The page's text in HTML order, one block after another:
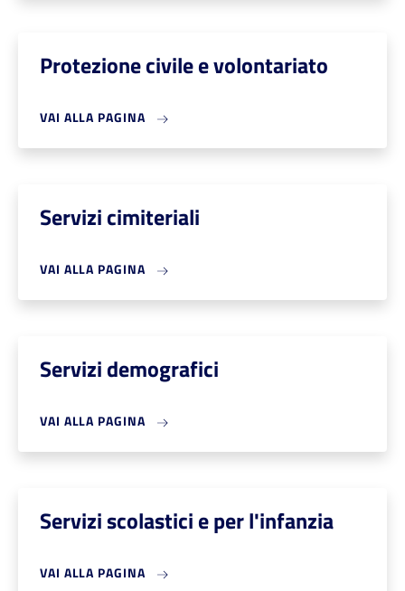
Protezione civile e volontariato
VAI ALLA PAGINA
Servizi cimiteriali
VAI ALLA PAGINA
Servizi demografici
VAI ALLA PAGINA
Servizi scolastici e per l'infanzia
VAI ALLA PAGINA